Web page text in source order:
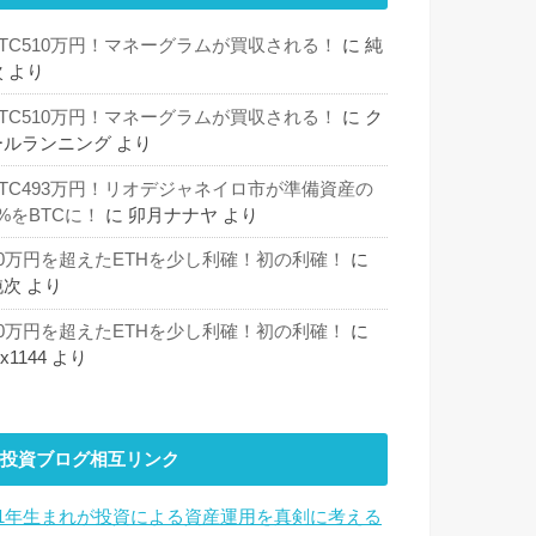
万円！マネーグラムが買収される！ に 純
より
万円！マネーグラムが買収される！ に ク
ルランニング より
万円！リオデジャネイロ市が準備資産の
をBTCに！
に 卯月ナナヤ より
万円を超えたETHを少し利確！初の利確！
に
より
万円を超えたETHを少し利確！初の利確！
に
より
投資ブログ相互リンク
年生まれが投資による資産運用を真剣に考える